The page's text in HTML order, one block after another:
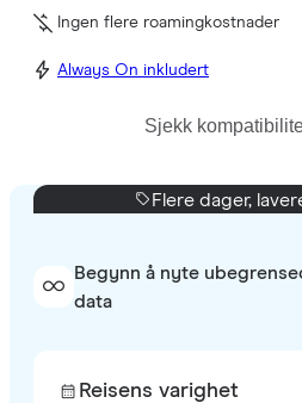
Ingen flere roamingkostnader
Always On inkludert
Sjekk
Flere dager,
Begynn å nyte
data
Reisens varighet